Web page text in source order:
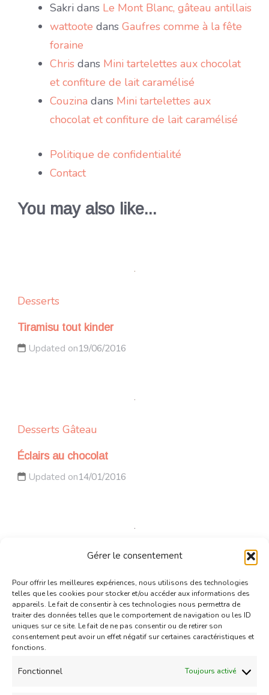
Gérer le consentement
Pour offrir les meilleures expériences, nous utilisons des technologies
telles que les cookies pour stocker et/ou accéder aux informations des
appareils. Le fait de consentir à ces technologies nous permettra de
traiter des données telles que le comportement de navigation ou les ID
uniques sur ce site. Le fait de ne pas consentir ou de retirer son
consentement peut avoir un effet négatif sur certaines caractéristiques et
fonctions.
Fonctionnel Toujours activé
Sakri dans Le Mont Blanc, gâteau antillais
wattoote dans Gaufres comme à la fête
foraine
Chris dans Mini tartelettes aux chocolat
et confiture de lait caramélisé
Couzina dans Mini tartelettes aux
chocolat et confiture de lait caramélisé
Politique de confidentialité
Contact
You may also like...
Desserts
Tiramisu tout kinder
Updated on19/06/2016
Desserts Gâteau
Éclairs au chocolat
Updated on14/01/2016
Show des chocos!!!
Updated on09/08/2016